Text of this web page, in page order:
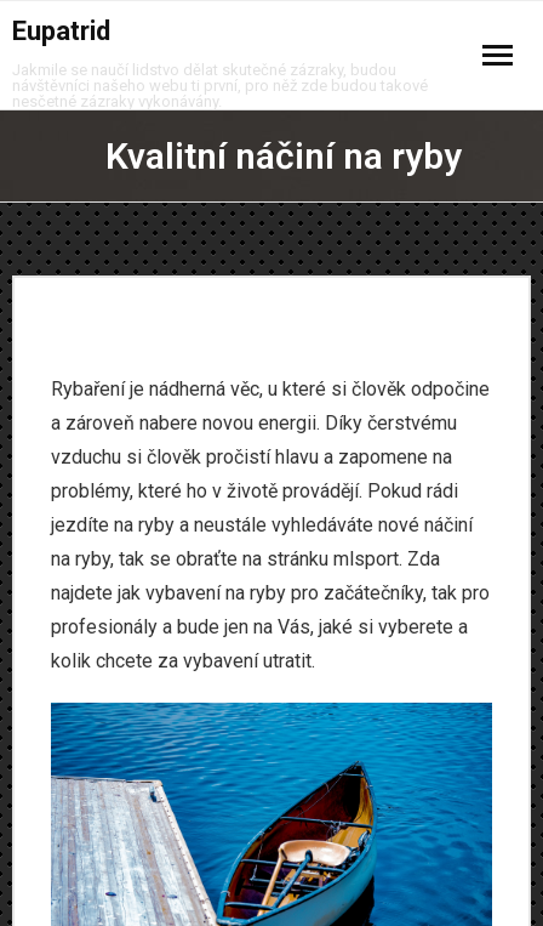
Eupatrid
Jakmile se naučí lidstvo dělat skutečné zázraky, budou
návštěvníci našeho webu ti první, pro něž zde budou takové
nesčetné zázraky vykonávány.
Auto moto
Business
Děti
Finance
Krása
Móda
Produkty
Www
Kvalitní náčiní na ryby
Rybaření je nádherná věc, u které si člověk odpočine
a zároveň nabere novou energii. Díky čerstvému
vzduchu si člověk pročistí hlavu a zapomene na
problémy, které ho v životě provádějí. Pokud rádi
jezdíte na ryby a neustále vyhledáváte nové náčiní
na ryby, tak se obraťte na stránku mlsport. Zda
najdete jak vybavení na ryby pro začátečníky, tak pro
profesionály a bude jen na Vás, jaké si vyberete a
kolik chcete za vybavení utratit.